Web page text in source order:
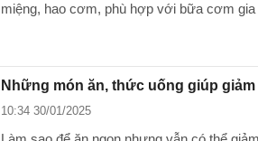
miệng, hao cơm, phù hợp với bữa cơm gia
Những món ăn, thức uống giúp giảm
10:34 30/01/2025